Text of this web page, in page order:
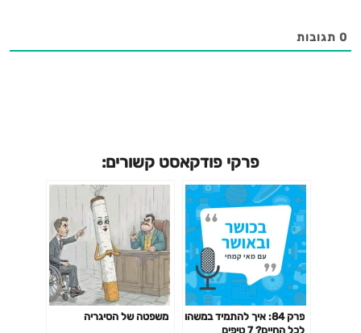
0 תגובות
פרקי פודקאסט קשורים:
פרק 84: איך להתמיד במשהו
לכל החיים? 7 טיפים
משפטה של הסיגריה